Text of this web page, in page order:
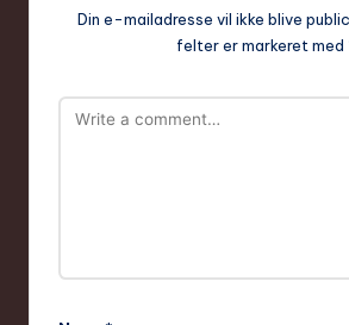
Din e-mailadresse vil ikke blive
felter er markeret med